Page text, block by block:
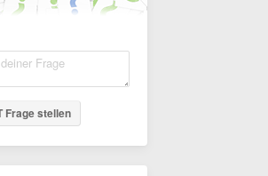
Frage stellen